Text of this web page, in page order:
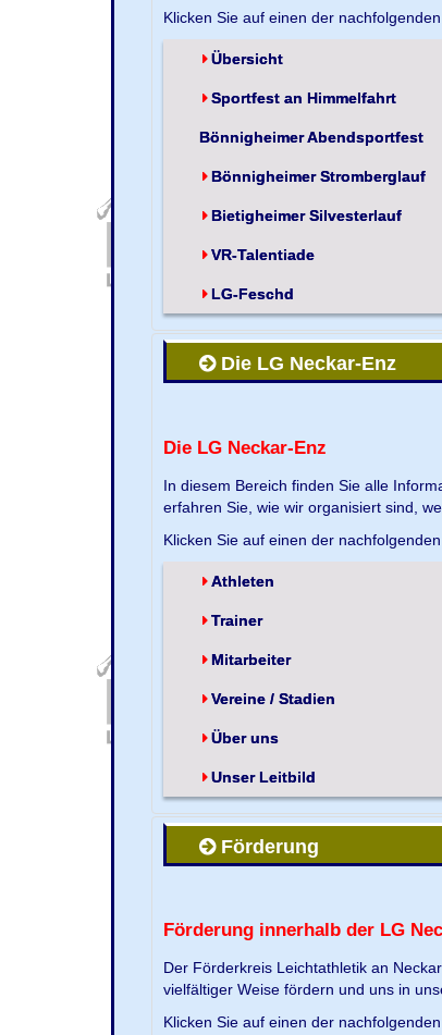
Klicken Sie auf einen der
Übersicht
Sportfest an Himmelfahrt
Bönnigheimer Abendsportfest
Bönnigheimer Stromberglauf
Bietigheimer Silvesterlauf
VR-Talentiade
LG-Feschd
Die LG Neckar-Enz
Die LG Neckar-Enz
In diesem Bereich finden Sie alle
erfahren Sie, wie wir organisiert sind,
Klicken Sie auf einen der
Athleten
Trainer
Mitarbeiter
Vereine / Stadien
Über uns
Unser Leitbild
Förderung
Förderung innerhalb der LG
Der Förderkreis Leichtathletik an
vielfältiger Weise fördern und uns in
Klicken Sie auf einen der